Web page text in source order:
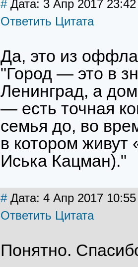
#Дата: 3 Апр 2017 23:42
Ответить Цитата
Да, это из
"Город — это в
Ленинград, а
— есть точная
семья до, во
в котором
Иська Кацман)."
#Дата: 4 Апр 2017 10:55
Ответить Цитата
Понятно.